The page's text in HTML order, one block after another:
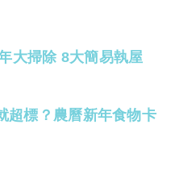
大掃除 8大簡易執屋
超標？農曆新年食物卡